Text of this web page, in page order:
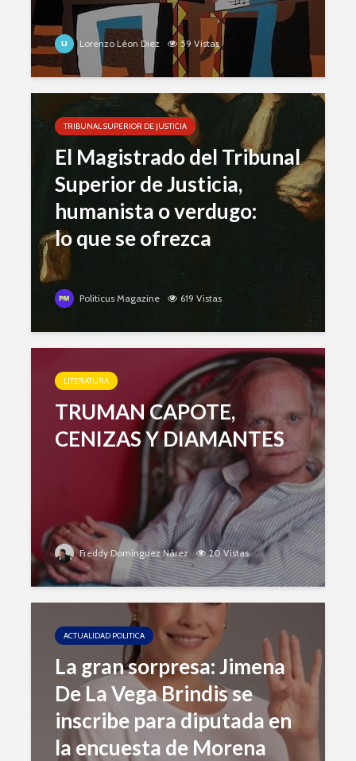
Lorenzo Léon Diez 59 Vistas
TRIBUNAL SUPERIOR DE JUSTICIA
El Magistrado del Tribunal
Superior de Justicia,
humanista o verdugo:
lo que se ofrezca
Politicus Magazine 619 Vistas
LITERATURA
TRUMAN CAPOTE,
CENIZAS Y DIAMANTES
Freddy Domínguez Nárez 20 Vistas
ACTUALIDAD POLITICA
La gran sorpresa: Jimena
De La Vega Brindis se
inscribe para diputada en
la encuesta de Morena